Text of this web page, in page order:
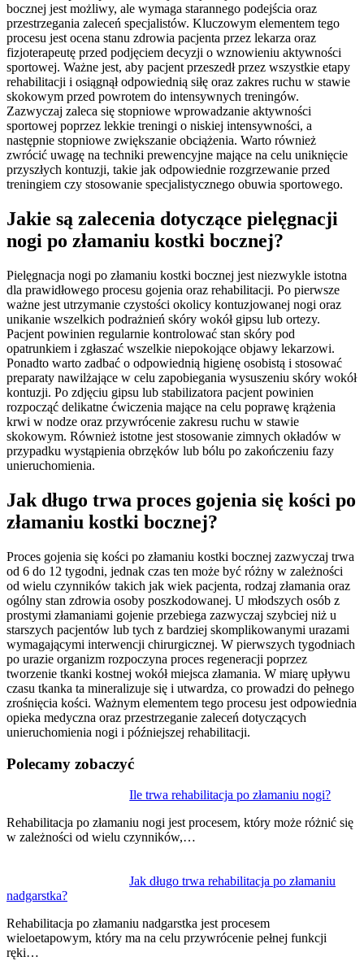
bocznej jest możliwy, ale wymaga starannego podejścia oraz
przestrzegania zaleceń specjalistów. Kluczowym elementem tego
procesu jest ocena stanu zdrowia pacjenta przez lekarza oraz
fizjoterapeutę przed podjęciem decyzji o wznowieniu aktywności
sportowej. Ważne jest, aby pacjent przeszedł przez wszystkie etapy
rehabilitacji i osiągnął odpowiednią siłę oraz zakres ruchu w stawie
skokowym przed powrotem do intensywnych treningów.
Zazwyczaj zaleca się stopniowe wprowadzanie aktywności
sportowej poprzez lekkie treningi o niskiej intensywności, a
następnie stopniowe zwiększanie obciążenia. Warto również
zwrócić uwagę na techniki prewencyjne mające na celu uniknięcie
przyszłych kontuzji, takie jak odpowiednie rozgrzewanie przed
treningiem czy stosowanie specjalistycznego obuwia sportowego.
Jakie są zalecenia dotyczące pielęgnacji
nogi po złamaniu kostki bocznej?
Pielęgnacja nogi po złamaniu kostki bocznej jest niezwykle istotna
dla prawidłowego procesu gojenia oraz rehabilitacji. Po pierwsze
ważne jest utrzymanie czystości okolicy kontuzjowanej nogi oraz
unikanie wszelkich podrażnień skóry wokół gipsu lub ortezy.
Pacjent powinien regularnie kontrolować stan skóry pod
opatrunkiem i zgłaszać wszelkie niepokojące objawy lekarzowi.
Ponadto warto zadbać o odpowiednią higienę osobistą i stosować
preparaty nawilżające w celu zapobiegania wysuszeniu skóry wokół
kontuzji. Po zdjęciu gipsu lub stabilizatora pacjent powinien
rozpocząć delikatne ćwiczenia mające na celu poprawę krążenia
krwi w nodze oraz przywrócenie zakresu ruchu w stawie
skokowym. Również istotne jest stosowanie zimnych okładów w
przypadku wystąpienia obrzęków lub bólu po zakończeniu fazy
unieruchomienia.
Jak długo trwa proces gojenia się kości po
złamaniu kostki bocznej?
Proces gojenia się kości po złamaniu kostki bocznej zazwyczaj trwa
od 6 do 12 tygodni, jednak czas ten może być różny w zależności
od wielu czynników takich jak wiek pacjenta, rodzaj złamania oraz
ogólny stan zdrowia osoby poszkodowanej. U młodszych osób z
prostymi złamaniami gojenie przebiega zazwyczaj szybciej niż u
starszych pacjentów lub tych z bardziej skomplikowanymi urazami
wymagającymi interwencji chirurgicznej. W pierwszych tygodniach
po urazie organizm rozpoczyna proces regeneracji poprzez
tworzenie tkanki kostnej wokół miejsca złamania. W miarę upływu
czasu tkanka ta mineralizuje się i utwardza, co prowadzi do pełnego
zrośnięcia kości. Ważnym elementem tego procesu jest odpowiednia
opieka medyczna oraz przestrzeganie zaleceń dotyczących
unieruchomienia nogi i późniejszej rehabilitacji.
Polecamy zobaczyć
Ile trwa rehabilitacja po złamaniu nogi?
Rehabilitacja po złamaniu nogi jest procesem, który może różnić się
w zależności od wielu czynników,…
Jak długo trwa rehabilitacja po złamaniu
nadgarstka?
Rehabilitacja po złamaniu nadgarstka jest procesem
wieloetapowym, który ma na celu przywrócenie pełnej funkcji
ręki…
wpisu